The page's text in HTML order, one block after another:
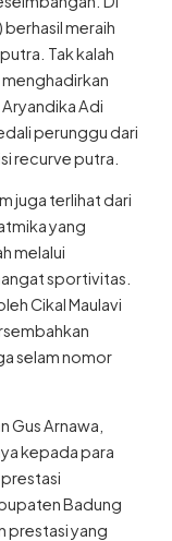
meraih
Tak kalah
Adi
perunggu dari
recurve putra.
yang
melalui
sportivitas.
Cikal Maulavi
selam nomor
kepada para
Badung
prestasi yang